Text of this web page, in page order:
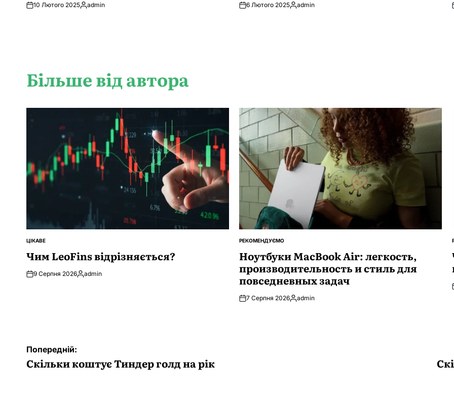
10 Лютого 2025Опубліковано
admin 6 Лютого 2025Опубліковано
admin
Більше від автора
ОПУБЛІКУВАТИ
ЦІКАВЕ
Чим LeoFins відрізняється?
9 Серпня 2026Опубліковано
admin
ОПУБЛІКУВАТИ
РЕКОМЕНДУЄМО
Ноутбуки MacBook Air: легкость,
производительность и стиль для
повседневных задач
7 Серпня 2026Опубліковано
admin
Навігація
записів
Попередній:
Скільки коштує Тиндер голд на рік